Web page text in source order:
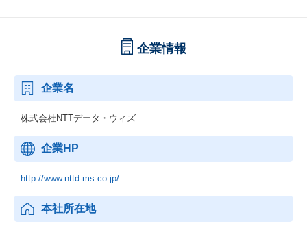
企業情報
企業名
株式会社NTTデータ・ウィズ
企業HP
http://www.nttd-ms.co.jp/
本社所在地